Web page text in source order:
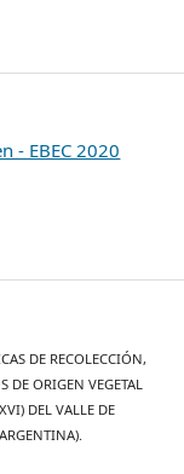
- EBEC 2020
DE RECOLECCIÓN,
DE ORIGEN VEGETAL
DEL VALLE DE